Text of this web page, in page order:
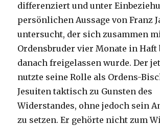
differenziert und unter
persönlichen Aussage von Franz
untersucht, der sich zusammen
Ordensbruder vier Monate in Haft
danach freigelassen wurde. Der
nutzte seine Rolle als Ordens-
Jesuiten taktisch zu Gunsten des
Widerstandes, ohne jedoch sein
zu setzen. Er gehörte nicht zum